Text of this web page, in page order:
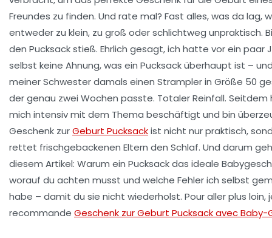
Freundes zu finden. Und rate mal? Fast alles, was da lag,
entweder zu klein, zu groß oder schlichtweg unpraktisch.
den Pucksack stieß. Ehrlich gesagt, ich hatte vor ein paar
selbst keine Ahnung, was ein Pucksack überhaupt ist –
meiner Schwester damals einen Strampler in Größe 50
der genau zwei Wochen passte. Totaler Reinfall. Seitdem
mich intensiv mit dem Thema beschäftigt und bin
Geschenk zurGeburt Pucksackist nicht nur praktisch,
rettet frischgebackenen Eltern den Schlaf. Und darum
diesem Artikel: Warum ein Pucksack das ideale
worauf du achten musst und welche Fehler ich selbst
habe – damit du sie nicht wiederholst. Pour aller plus loin,
recommande Geschenk zur Geburt Pucksack avec Baby-